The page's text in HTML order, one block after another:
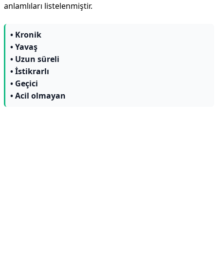
anlamlıları listelenmiştir.
• Kronik
• Yavaş
• Uzun süreli
• İstikrarlı
• Geçici
• Acil olmayan